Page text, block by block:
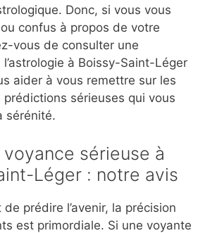
Donc, si vous vous
confus à propos de votre
vous de consulter une
à Boissy-Saint-Léger
aider à vous remettre sur les
prédictions sérieuses qui vous
sérénité.
voyance sérieuse à
Léger : notre avis
de prédire l’avenir, la précision
est primordiale. Si une voyante